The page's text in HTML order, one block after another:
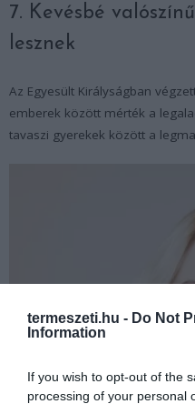
termeszeti.hu - Do Not
Information
If you wish to opt-out of the
processing of your personal
7. Kevésbé
lesznek
Az Egyesült Királyságban
emberek között mérték a
tavaszi gyerekek között a